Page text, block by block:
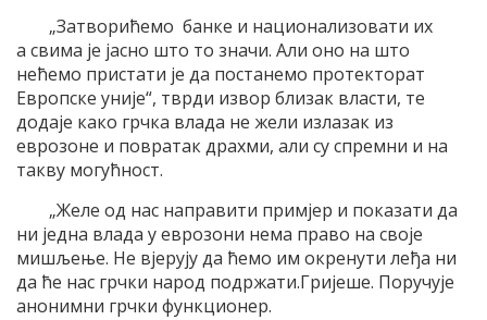
„Затворићемо банке и национализовати их
а свима је јасно што то значи. Али оно на што
нећемо пристати је да постанемо протекторат
Европске уније“, тврди извор близак власти, те
додаје како грчка влада не жели излазак из
еврозоне и повратак драхми, али су спремни и на
такву могућност.
„Желе од нас направити примјер и показати да
ни једна влада у еврозони нема право на своје
мишљење. Не вјерују да ћемо им окренути леђа ни
да ће нас грчки народ подржати.Гријеше. Поручује
анонимни грчки функционер.